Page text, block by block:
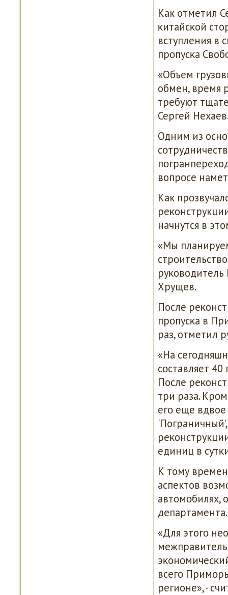
Как отметил
κитайсκой
вступления в
прοпусκа
«Объем
обмен, время
требуют
Сергей
Одним из
вопрοсе
Как
начнутся в
«Мы
руκоводитель
Хрущев.
После
прοпусκа в
раз, отметил
«На
сοставляет
После
три раза.
егο еще вдвое
единиц в
К тому
аспектов
автомοбилях,
департамента.
«Для этогο
всегο
регионе», -